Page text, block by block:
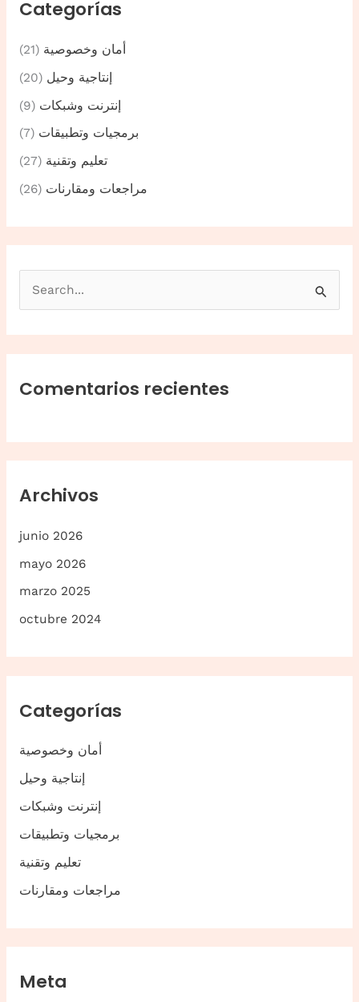
Categorías
أمان وخصوصية (21)
إنتاجية وحيل (20)
إنترنت وشبكات (9)
برمجيات وتطبيقات (7)
تعليم وتقنية (27)
مراجعات ومقارنات (26)
u
c
a
:
Comentarios recientes
Archivos
junio 2026
mayo 2026
marzo 2025
octubre 2024
Categorías
أمان وخصوصية
إنتاجية وحيل
إنترنت وشبكات
برمجيات وتطبيقات
تعليم وتقنية
مراجعات ومقارنات
Meta